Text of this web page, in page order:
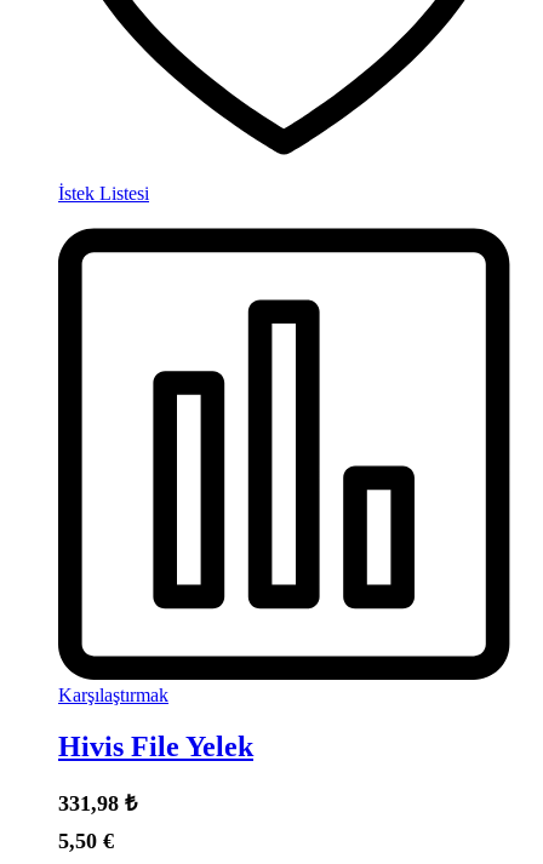
İstek Listesi
Karşılaştırmak
Hivis File Yelek
331,98 ₺
5,50 €